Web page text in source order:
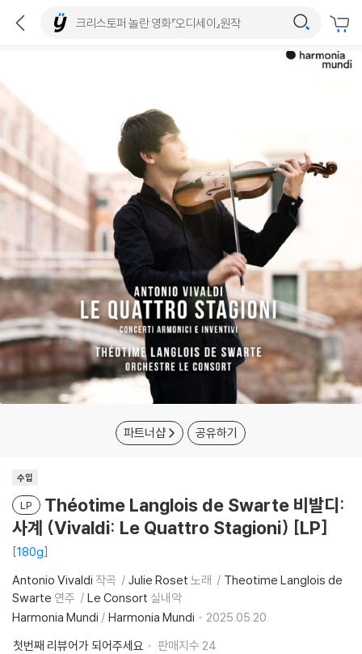
파트너샵 공유하기
수입
LP
Théotime Langlois de Swarte 비발디:
사계 (Vivaldi: Le Quattro Stagioni) [LP]
180g
Antonio Vivaldi 작곡 Julie Roset 노래
Theotime Langlois de
Swarte 연주 Le Consort 실내악
Harmonia Mundi / Harmonia Mundi
2025.05.20.
첫번째 리뷰어가 되어주세요
판매지수 24